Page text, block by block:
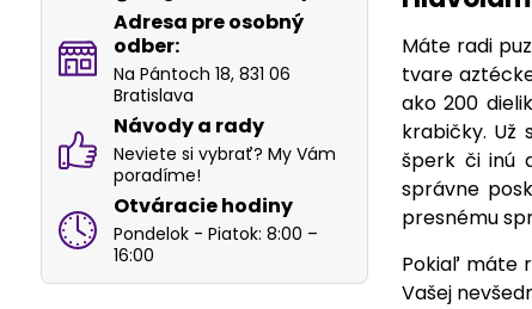
Máte radi
tvare
ako 200
krabičky. Už
šperk či inú
správne
presnému
Pokiaľ máte
Vašej
Adresa pre osobný
odber:
Na Pántoch 18, 831 06
Bratislava
Návody a rady
Neviete si vybrať? My Vám
poradíme!
Otváracie hodiny
Pondelok - Piatok: 8:00 –
16:00